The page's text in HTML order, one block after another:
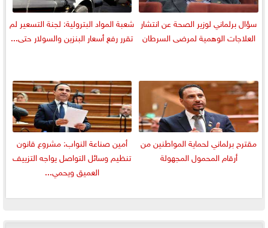
سؤال برلماني لوزير الصحة عن انتشار
العلاجات الوهمية لمرضى السرطان
شعبة المواد البترولية: لجنة التسعير لم
تقرر رفع أسعار البنزين والسولار حتى...
مقترح برلماني لحماية المواطنين من
أرقام المحمول المجهولة
أمين صناعة النواب: مشروع قانون
تنظيم وسائل التواصل يواجه التزييف
العميق ويحمي...